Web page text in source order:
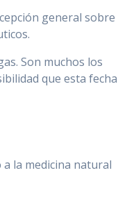
general sobre
Son muchos los
que esta fecha
a la medicina natural